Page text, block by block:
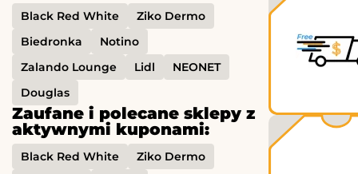
Black Red White
Ziko Dermo
Biedronka
Notino
Zalando Lounge
Lidl
NEONET
Douglas
Zaufane i polecane sklepy z
aktywnymi kuponami:
Black Red White
Ziko Dermo